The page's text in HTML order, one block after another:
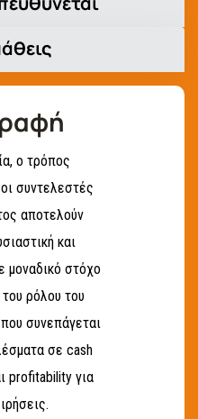
ο τρόπος
συντελεστές
αποτελούν
και
μοναδικό στόχο
ρόλου του
συνεπάγεται
σε cash
profitability για